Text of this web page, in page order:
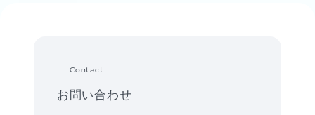
Contact
お問い合わせ